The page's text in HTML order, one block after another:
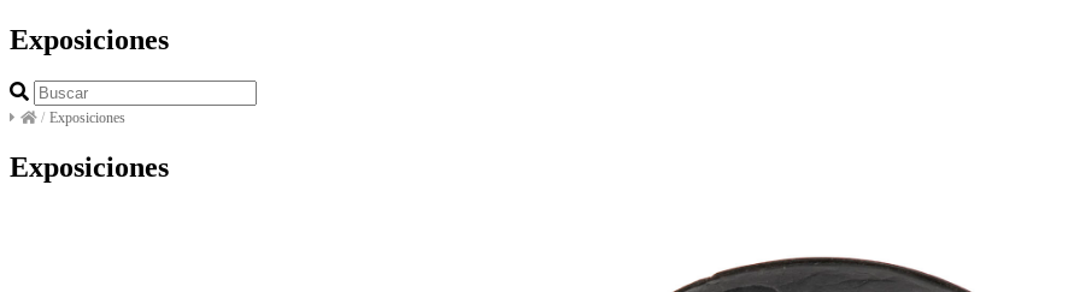
Exposiciones
/ Exposiciones
Exposiciones